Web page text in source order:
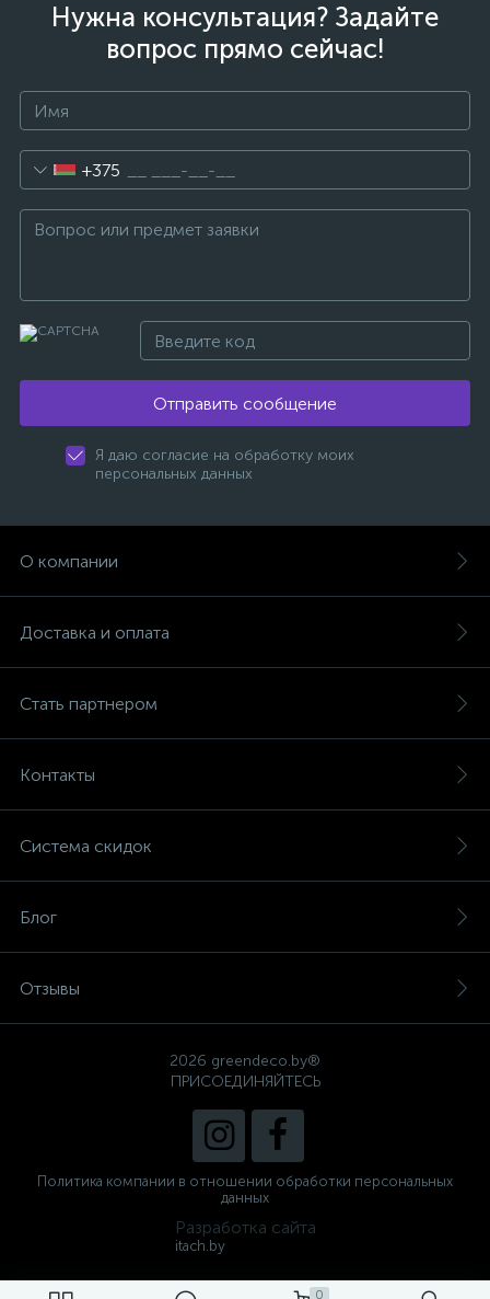
0
Нужна консультация? Задайте
вопрос прямо сейчас!
+375
Отправить сообщение
Я даю согласие на обработку моих
персональных данных
О компании
Доставка и оплата
Стать партнером
Контакты
Система скидок
Блог
Отзывы
2026 greendeco.by®
ПРИСОЕДИНЯЙТЕСЬ
Политика компании в отношении обработки персональных
данных
Разработка сайта
itach.by